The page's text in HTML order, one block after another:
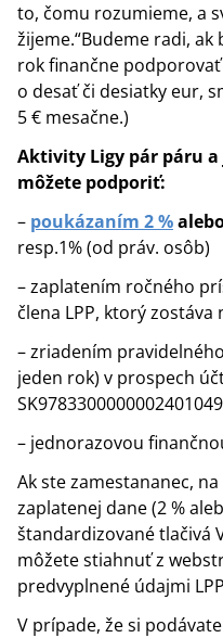
to, čomu rozumieme, a
žijeme.“Budeme radi,
rok finančne
o desať či desiatky eur,
5 € mesačne.)
Aktivity Ligy pár páru a
môžete podporiť:
– poukázaním 2 %
resp.1% (od práv. osôb)
– zaplatením ročného
člena LPP, ktorý zostáva
– zriadením
jeden rok) v prospech
– jednorazovou
Ak ste zamestananec,
zaplatenej dane (2 %
štandardizované tlačivá
môžete stiahnuť z
predvyplnené údajmi
V prípade, že si